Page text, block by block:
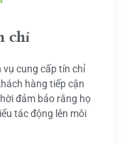
chỉ
vụ cung cấp tín chỉ
hàng tiếp cận
đảm bảo rằng họ
tác động lên môi